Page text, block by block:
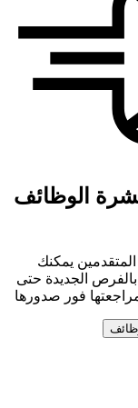
الوظائف
يمكنك
الجديدة حتى
فور صدورها